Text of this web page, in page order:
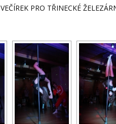
VEČÍREK PRO TŘINECKÉ